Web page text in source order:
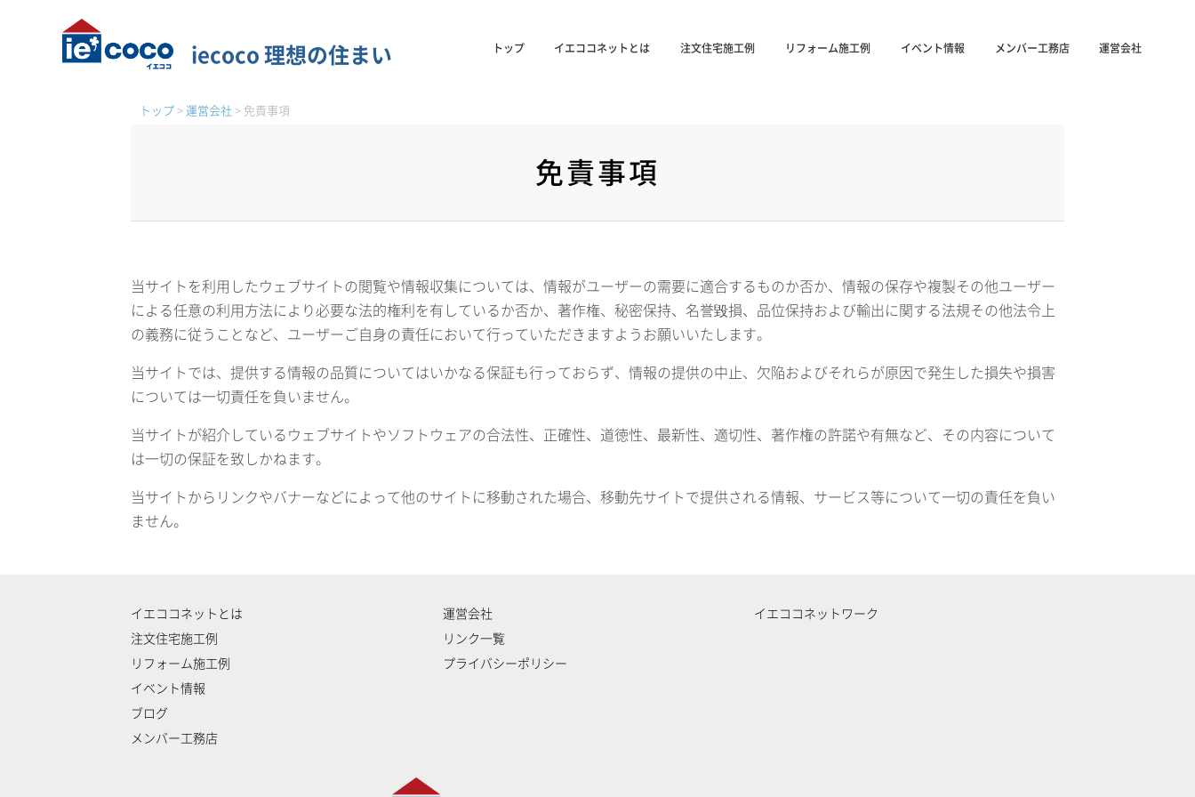
iecoco 理想の住まい トップ イエココネットとは 注文住宅施工例 リフォーム施工例 イベント情報 メンバー工務店 運営会社
トップ > 運営会社 > 免責事項
免責事項
当サイトを利用したウェブサイトの閲覧や情報収集については、情報がユーザーの需要に適合するものか否か、情報の保存や複製その他ユーザー
による任意の利用方法により必要な法的権利を有しているか否か、著作権、秘密保持、名誉毀損、品位保持および輸出に関する法規その他法令上
の義務に従うことなど、ユーザーご自身の責任において行っていただきますようお願いいたします。
当サイトでは、提供する情報の品質についてはいかなる保証も行っておらず、情報の提供の中止、欠陥およびそれらが原因で発生した損失や損害
については一切責任を負いません。
当サイトが紹介しているウェブサイトやソフトウェアの合法性、正確性、道徳性、最新性、適切性、著作権の許諾や有無など、その内容について
は一切の保証を致しかねます。
当サイトからリンクやバナーなどによって他のサイトに移動された場合、移動先サイトで提供される情報、サービス等について一切の責任を負い
ません。
イエココネットとは
注文住宅施工例
リフォーム施工例
イベント情報
ブログ
メンバー工務店
運営会社
リンク一覧
プライバシーポリシー
イエココネットワーク